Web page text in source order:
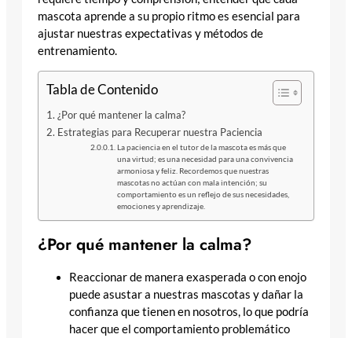
mascota aprende a su propio ritmo es esencial para
ajustar nuestras expectativas y métodos de
entrenamiento.
Tabla de Contenido
¿Por qué mantener la calma?
Estrategias para Recuperar nuestra Paciencia
La paciencia en el tutor de la mascota es más que
una virtud; es una necesidad para una convivencia
armoniosa y feliz. Recordemos que nuestras
mascotas no actúan con mala intención; su
comportamiento es un reflejo de sus necesidades,
emociones y aprendizaje.
¿Por qué mantener la calma?
Reaccionar de manera exasperada o con enojo
puede asustar a nuestras mascotas y dañar la
confianza que tienen en nosotros, lo que podría
hacer que el comportamiento problemático